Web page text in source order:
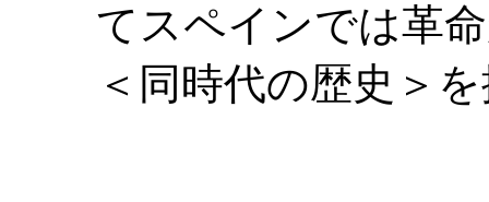
てスペインでは革
＜同時代の歴史＞